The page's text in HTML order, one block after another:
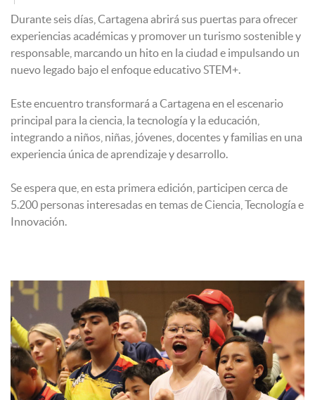
Durante seis días, Cartagena abrirá sus puertas para ofrecer
experiencias académicas y promover un turismo sostenible y
responsable, marcando un hito en la ciudad e impulsando un
nuevo legado bajo el enfoque educativo STEM+.
Este encuentro transformará a Cartagena en el escenario
principal para la ciencia, la tecnología y la educación,
integrando a niños, niñas, jóvenes, docentes y familias en una
experiencia única de aprendizaje y desarrollo.
Se espera que, en esta primera edición, participen cerca de
5.200 personas interesadas en temas de Ciencia, Tecnología e
Innovación.